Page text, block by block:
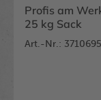
Profis am
25 kg Sack
Art.-Nr.: 3710695
Bildergalerie